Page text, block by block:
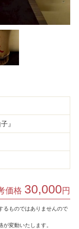
』
価格 30,000 円
るものではありませんので
変動いたします。